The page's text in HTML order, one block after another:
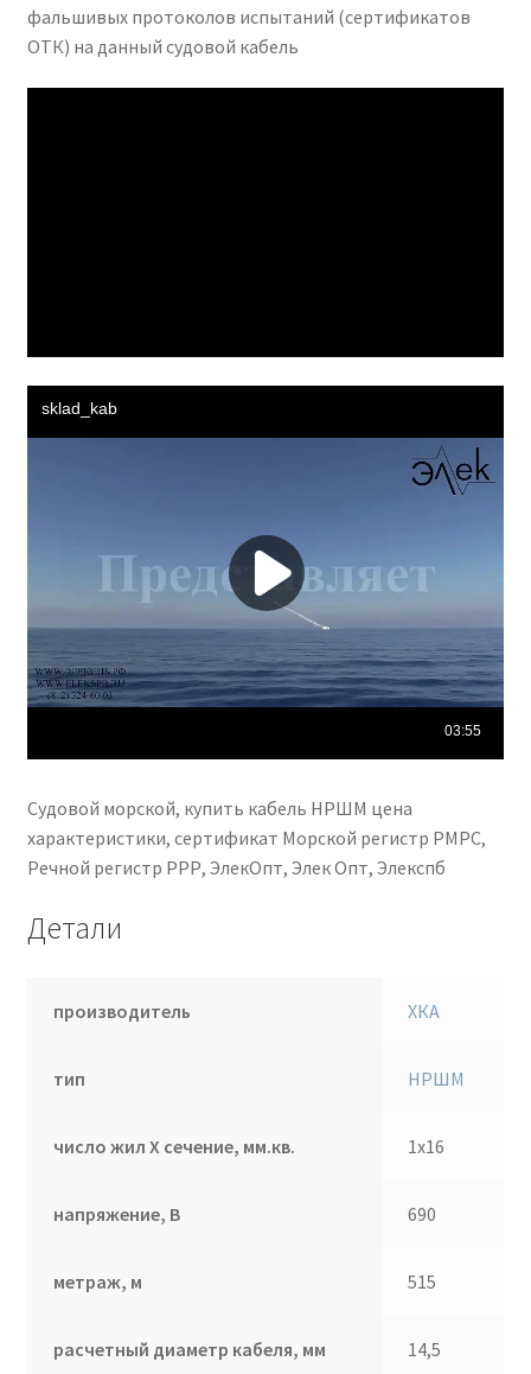
фальшивых протоколов испытаний (сертификатов
ОТК) на данный судовой кабель
Судовой морской, купить кабель НРШМ цена
характеристики, сертификат Морской регистр РМРС,
Речной регистр РРР, ЭлекОпт, Элек Опт, Элекспб
Детали
производитель ХКА
тип НРШМ
число жил Х сечение, мм.кв. 1х16
напряжение, В 690
метраж, м 515
расчетный диаметр кабеля, мм 14,5